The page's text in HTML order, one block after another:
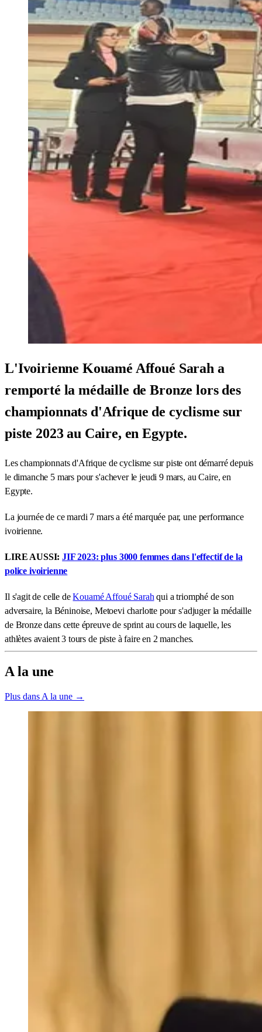
L'Ivoirienne Kouamé Affoué Sarah a
remporté la médaille de Bronze lors des
championnats d'Afrique de cyclisme sur
piste 2023 au Caire, en Egypte.
Les championnats d'Afrique de cyclisme sur piste ont démarré depuis
le dimanche 5 mars pour s'achever le jeudi 9 mars, au Caire, en
Egypte.
La journée de ce mardi 7 mars a été marquée par, une performance
ivoirienne.
LIRE AUSSI:JIF 2023: plus 3000 femmes dans l'effectif de la
police ivoirienne
Il s'agit de celle deKouamé Affoué Sarah qui a triomphé de son
adversaire, la Béninoise, Metoevi charlotte pour s'adjuger la médaille
de Bronze dans cette épreuve de sprint au cours de laquelle, les
athlètes avaient 3 tours de piste à faire en 2 manches.
A la une
Plus dans A la une →